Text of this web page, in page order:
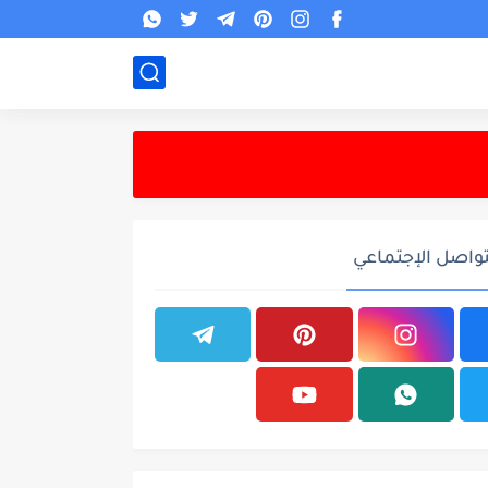
الإجتماعي